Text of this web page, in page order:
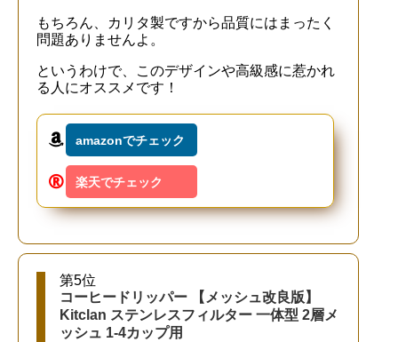
もちろん、カリタ製ですから品質にはまったく
問題ありませんよ。
というわけで、このデザインや高級感に惹かれ
る人にオススメです！
amazonでチェック
楽天でチェック
第5位
コーヒードリッパー 【メッシュ改良版】
Kitclan ステンレスフィルター 一体型 2層メ
ッシュ 1-4カップ用